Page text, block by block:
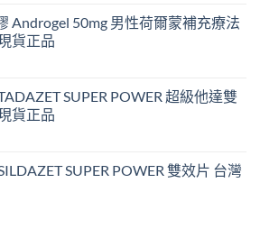
Androgel 50mg 男性荷爾蒙補充療法
貨正品
SUPER POWER 超級他達雙
貨正品
SUPER POWER 雙效片 台灣